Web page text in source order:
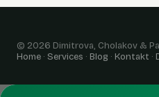
© 2026 Dimitrova, Cholakov &
Home · Services · Blog · Kontakt ·